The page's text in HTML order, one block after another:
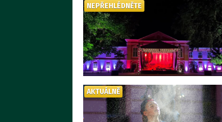
NEPŘEHLÉDNĚTE
AKTUÁLNĚ